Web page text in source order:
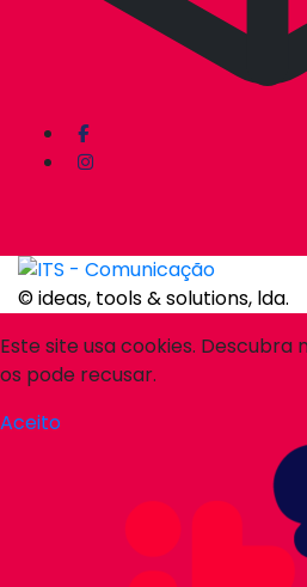
© ideas, tools & solutions, lda.
Este site usa cookies. Descubra
os pode recusar.
Aceito